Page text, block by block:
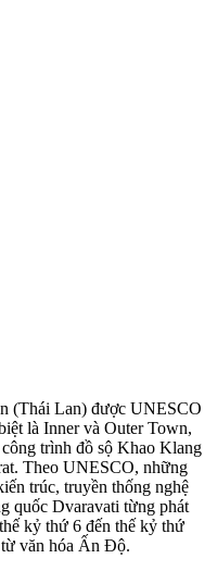
(Thái Lan) được UNESCO
là Inner và Outer Town,
trình đồ sộ Khao Klang
Theo UNESCO, những
trúc, truyền thống nghệ
quốc Dvaravati từng phát
kỷ thứ 6 đến thế kỷ thứ
từ văn hóa Ấn Độ.